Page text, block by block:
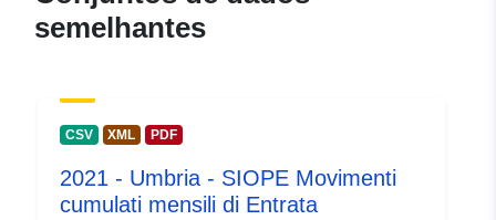
Registo do
catálogo:
29 July 2026
Atualizado em data.europa.eu:
semelhantes
CSV XML PDF
2021 - Umbria - SIOPE Movimenti
cumulati mensili di Entrata